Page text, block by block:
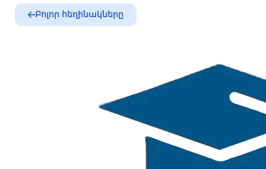
Բոլոր հեղինակները